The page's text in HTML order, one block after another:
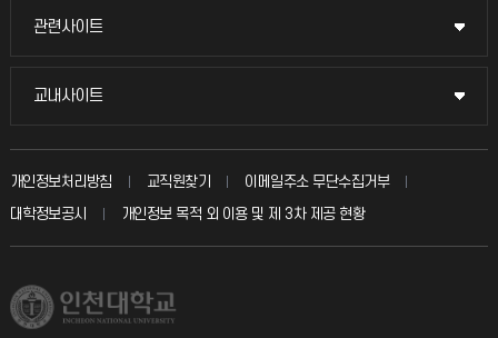
입학안내
취업정보(학생)
묻고 답하기
칭찬마당
학생서비스 지킴이
관련사이트
관련사이트
국방헬프콜
총동문회
교내사이트
교내사이트
교수회
교육혁신본부
국제지원과
개인정보처리방침 교직원찾기
이메일주소 무단수집거부
대학정보공시
개인정보 목적 외 이용 및 제 3차 제공 현황